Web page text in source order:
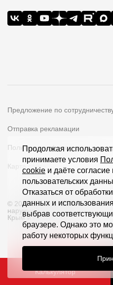
Предложение по
Отправка рекламации
Политика конфиденциальности
Карта сайта
© 2026 ООО «Дёке Экстружн» -
наружной отделки загородных
Крым и по всей РФ
Калькулятор
Продолжая
принимаете условия
cookie и даёте согласие
пользовательских
Отказаться от
данных и
выбрав
браузере. Однако это
работу некоторых